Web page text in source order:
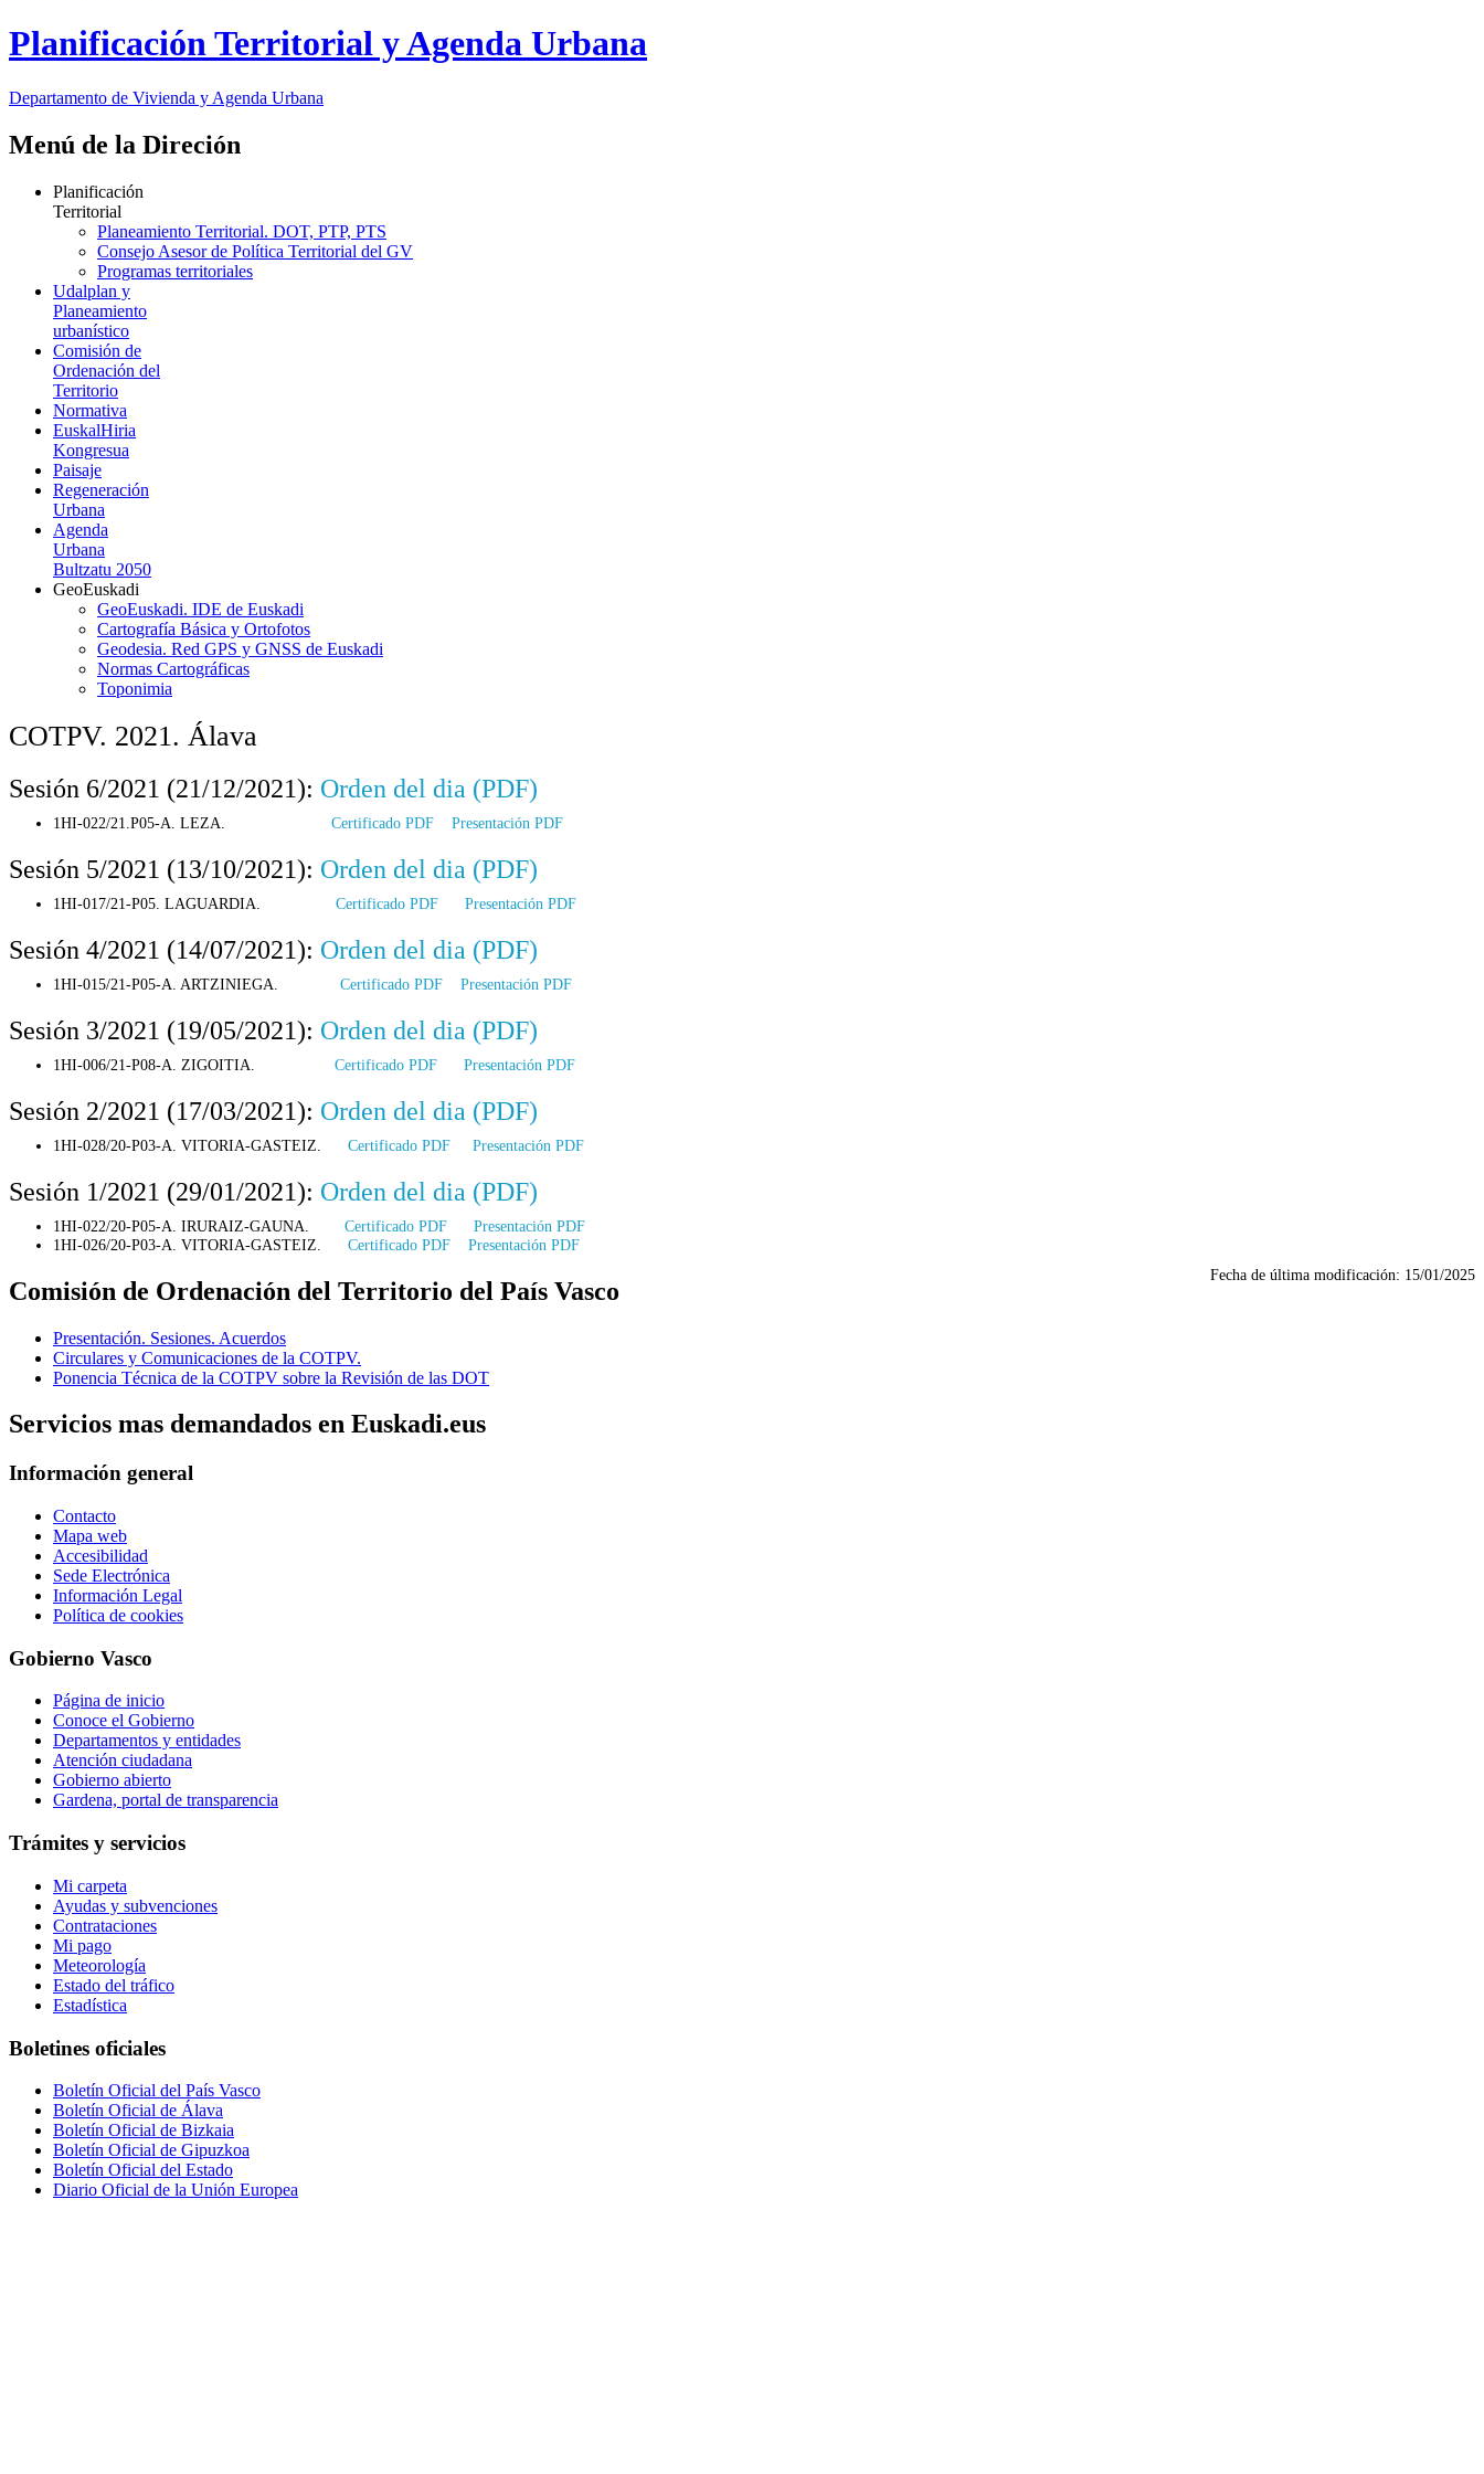
Planificación Territorial y Agenda Urbana
Departamento de Vivienda y Agenda Urbana
Menú de la Direción
Planificación
Territorial
Planeamiento Territorial. DOT, PTP, PTS
Consejo Asesor de Política Territorial del GV
Programas territoriales
Udalplan y
Planeamiento
urbanístico
Comisión de
Ordenación del
Territorio
Normativa
EuskalHiria
Kongresua
Paisaje
Regeneración
Urbana
Agenda
Urbana
Bultzatu 2050
GeoEuskadi
GeoEuskadi. IDE de Euskadi
Cartografía Básica y Ortofotos
Geodesia. Red GPS y GNSS de Euskadi
Normas Cartográficas
Toponimia
COTPV. 2021. Álava
Sesión 6/2021 (21/12/2021): Orden del dia (PDF)
1HI-022/21.P05-A. LEZA. Certificado PDF Presentación PDF
Sesión 5/2021 (13/10/2021): Orden del dia (PDF)
1HI-017/21-P05. LAGUARDIA. Certificado PDF Presentación PDF
Sesión 4/2021 (14/07/2021): Orden del dia (PDF)
1HI-015/21-P05-A. ARTZINIEGA. Certificado PDF Presentación PDF
Sesión 3/2021 (19/05/2021): Orden del dia (PDF)
1HI-006/21-P08-A. ZIGOITIA. Certificado PDF Presentación PDF
Sesión 2/2021 (17/03/2021): Orden del dia (PDF)
1HI-028/20-P03-A. VITORIA-GASTEIZ. Certificado PDF Presentación PDF
Sesión 1/2021 (29/01/2021): Orden del dia (PDF)
1HI-022/20-P05-A. IRURAIZ-GAUNA. Certificado PDF
Presentación PDF
1HI-026/20-P03-A. VITORIA-GASTEIZ. Certificado PDF
Presentación PDF
Fecha de última modificación: 15/01/2025
Comisión de Ordenación del Territorio del País Vasco
Presentación. Sesiones. Acuerdos
Circulares y Comunicaciones de la COTPV.
Ponencia Técnica de la COTPV sobre la Revisión de las DOT
Servicios mas demandados en Euskadi.eus
Información general
Contacto
Mapa web
Accesibilidad
Sede Electrónica
Información Legal
Política de cookies
Gobierno Vasco
Página de inicio
Conoce el Gobierno
Departamentos y entidades
Atención ciudadana
Gobierno abierto
Gardena, portal de transparencia
Trámites y servicios
Mi carpeta
Ayudas y subvenciones
Contrataciones
Mi pago
Meteorología
Estado del tráfico
Estadística
Boletines oficiales
Boletín Oficial del País Vasco
Boletín Oficial de Álava
Boletín Oficial de Bizkaia
Boletín Oficial de Gipuzkoa
Boletín Oficial del Estado
Diario Oficial de la Unión Europea